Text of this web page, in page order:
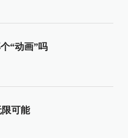
“动画”吗
可能